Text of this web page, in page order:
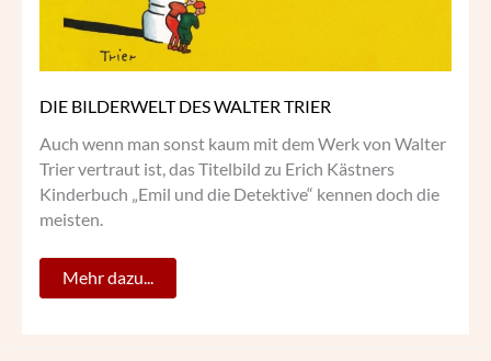
DIE BILDERWELT DES WALTER TRIER
Auch wenn man sonst kaum mit dem Werk von Walter
Trier vertraut ist, das Titelbild zu Erich Kästners
Kinderbuch „Emil und die Detektive“ kennen doch die
meisten.
Mehr dazu...